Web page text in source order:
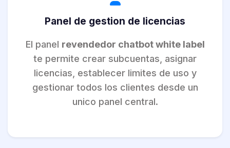
Panel de gestion de licencias
El panel revendedor chatbot white label
te permite crear subcuentas, asignar
licencias, establecer limites de uso y
gestionar todos los clientes desde un
unico panel central.